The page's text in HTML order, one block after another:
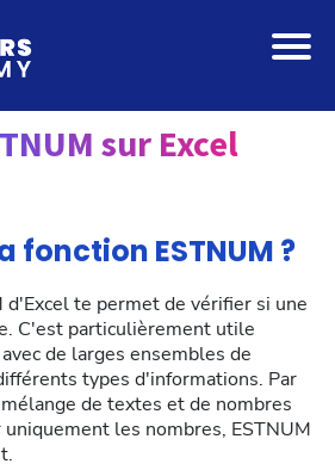
sur Excel
fonction ESTNUM ?
d'Excel te permet de vérifier si une
C'est particulièrement utile
de larges ensembles de
types d'informations. Par
de textes et de nombres
les nombres, ESTNUM